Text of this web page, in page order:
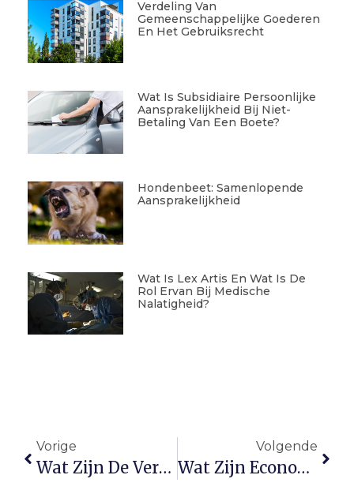
Verdeling Van
Gemeenschappelijke Goederen
En Het Gebruiksrecht
Wat Is Subsidiaire Persoonlijke
Aansprakelijkheid Bij Niet-
Betaling Van Een Boete?
Hondenbeet: Samenlopende
Aansprakelijkheid
Wat Is Lex Artis En Wat Is De
Rol Ervan Bij Medische
Nalatigheid?
Vorige
Wat Zijn De Verschillen Tussen Bemiddeling En Ouderschapscoördinatie?
Volgende
Wat Zijn Economische Belangengroeperingen?